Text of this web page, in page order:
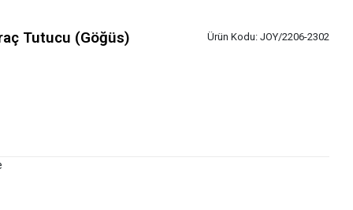
Tutucu (Göğüs) Ürün Kodu: JOY/2206-2302